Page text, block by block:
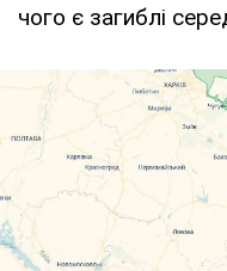
чого є загиблі